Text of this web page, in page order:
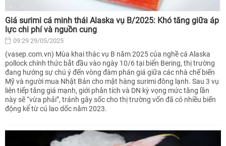
Giá surimi cá minh thái Alaska vụ B/2025: Khó tăng giữa áp
lực chi phí và nguồn cung
09:29 29/05/2025
(vasep.com.vn) Mùa khai thác vụ B năm 2025 của nghề cá Alaska
pollock chính thức bắt đầu vào ngày 10/6 tại biển Bering, thị trường
đang hướng sự chú ý đến vòng đàm phán giá giữa các nhà chế biến
Mỹ và người mua Nhật Bản cho mặt hàng surimi đông lạnh. Sau 3 vụ
liên tiếp tăng giá mạnh, giới phân tích và DN kỳ vọng mức tăng lần
này sẽ “vừa phải”, tránh gây sốc cho thị trường vốn đã có nhiều biến
động kể từ cú lao dốc năm 2023.